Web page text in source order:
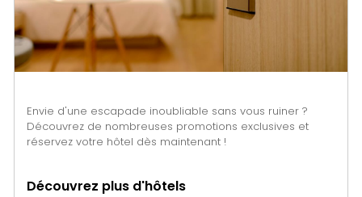
Envie d'une escapade inoubliable sans vous ruiner ?
Découvrez de nombreuses promotions exclusives et
réservez votre hôtel dès maintenant !
Découvrez plus d'hôtels